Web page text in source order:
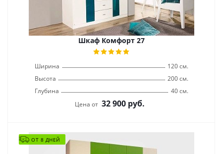
Шкаф Комфорт 27
Ширина
120 см.
Высота
200 см.
Глубина
40 см.
Цена от 32 900 руб.
ОТ 8 ДНЕЙ